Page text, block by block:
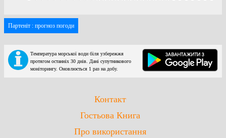
Партеніт : прогноз погоди
Температура морської води біля узбережжя
протягом останніх 30 днів. Дані супутникового
моніторингу. Оновлюється 1 раз на добу.
Контакт
Гостьова Книга
Про використання